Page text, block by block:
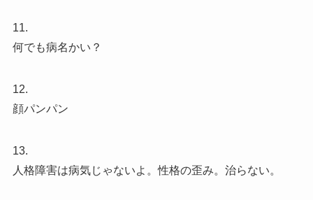
11.
何でも病名かい？
12.
顔パンパン
13.
人格障害は病気じゃないよ。性格の歪み。治らない。